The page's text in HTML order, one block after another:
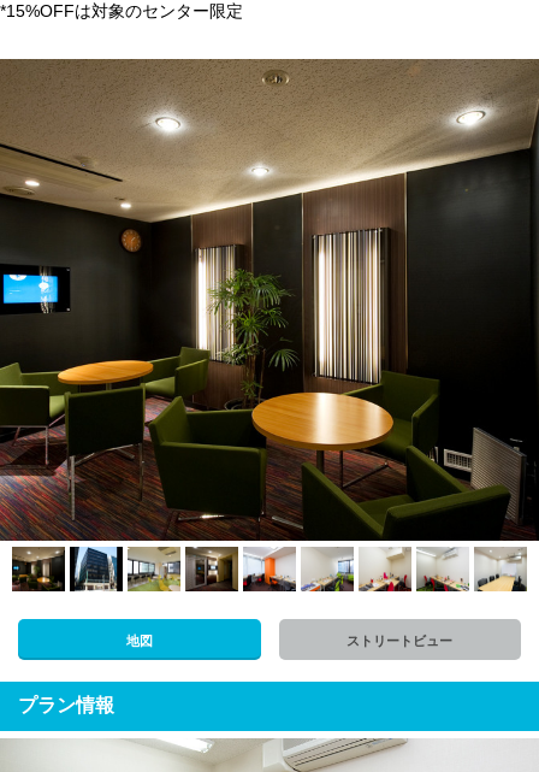
*15%OFFは対象のセンター限定
地図 ストリートビュー
プラン情報